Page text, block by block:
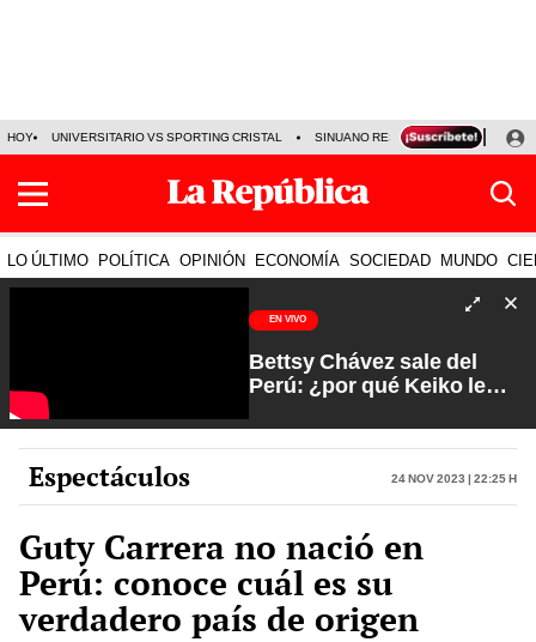
HOY UNIVERSITARIO VS SPORTING CRISTAL SINUANO RESULTADOS HOY
LO ÚLTIMO POLÍTICA OPINIÓN ECONOMÍA SOCIEDAD MUNDO
EN VIVO
Bettsy Chávez sale del
Perú: ¿por qué Keiko le
Fuerte y Claro con Manuela
Camacho
Espectáculos 24 Nov 2023 | 22:25 h
Guty Carrera no nació en
Perú: conoce cuál es su
verdadero país de origen